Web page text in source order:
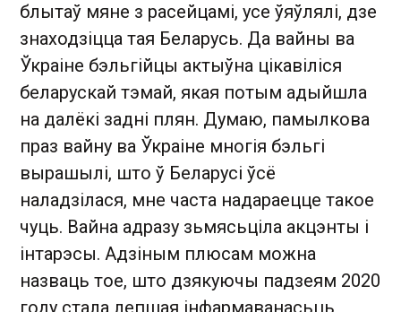
блытаў мяне з расейцамі, усе ўяўлялі, дзе
знаходзіцца тая Беларусь. Да вайны ва
Ўкраіне бэльгійцы актыўна цікавіліся
беларускай тэмай, якая потым адыйшла
на далёкі задні плян. Думаю, памылкова
праз вайну ва Ўкраіне многія бэльгі
вырашылі, што ў Беларусі ўсё
наладзілася, мне часта надараецце такое
чуць. Вайна адразу зьмясьціла акцэнты і
інтарэсы. Адзіным плюсам можна
назваць тое, што дзякуючы падзеям 2020
году стала лепшая інфармаванасьць